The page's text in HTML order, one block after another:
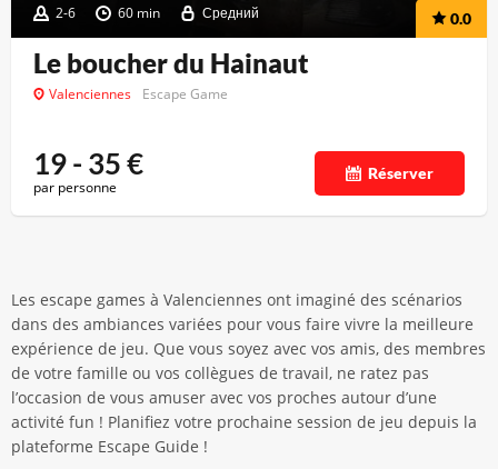
2-6 60 min Средний 0.0
Le boucher du Hainaut
Valenciennes Escape Game
19 - 35€
par personne
Réserver
Les escape games à Valenciennes ont imaginé des scénarios
dans des ambiances variées pour vous faire vivre la meilleure
expérience de jeu. Que vous soyez avec vos amis, des membres
de votre famille ou vos collègues de travail, ne ratez pas
l’occasion de vous amuser avec vos proches autour d’une
activité fun ! Planifiez votre prochaine session de jeu depuis la
plateforme Escape Guide !